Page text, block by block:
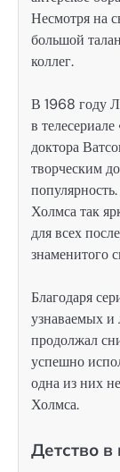
Несмотря на
большой
коллег.
В 1968 году
в
доктора
творческим
Холмса так
для всех
знаменитого
Благодаря
узнаваемых
продолжал
успешно
одна из них
Холмса.
Детство